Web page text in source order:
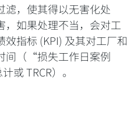
滤，使其得以无害化处
，如果处理不当，会对工
指标 (KPI) 及其对工厂和
间（“损失工作日案例
TRCR）。